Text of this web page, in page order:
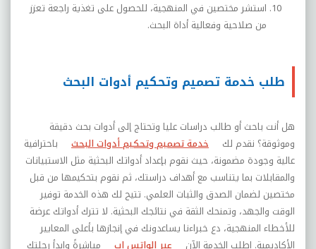
استشر مختصين في المنهجية، للحصول على تغذية راجعة تعزز
من صلاحية وفعالية أداة البحث.
طلب خدمة تصميم وتحكيم أدوات البحث
هل أنت باحث أو طالب دراسات عليا وتحتاج إلى أدوات بحث دقيقة
وموثوقة؟ نقدم لك
خدمة تصميم وتحكيم أدوات البحث
باحترافية
عالية وجودة مضمونة، حيث نقوم بإعداد أدواتك البحثية مثل الاستبيانات
والمقابلات بما يتناسب مع أهداف دراستك، ثم نقوم بتحكيمها من قبل
مختصين لضمان الصدق والثبات العلمي. تتيح لك هذه الخدمة توفير
الوقت والجهد، وتمنحك الثقة في نتائجك البحثية. لا تترك أدواتك عرضة
للأخطاء المنهجية، دع خبراءنا يساعدونك في إنجازها بأعلى المعايير
الأكاديمية. اطلب الخدمة الآن
عبر الواتس اب مباشرةً وابدأ رحلتك